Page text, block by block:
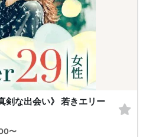
剣な出会い》 若きエリー
〜